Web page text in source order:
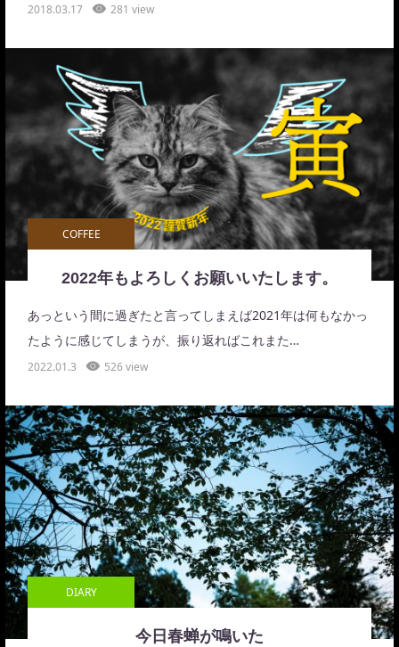
2018.03.17 281 view
COFFEE
2022年もよろしくお願いいたします。
あっという間に過ぎたと言ってしまえば2021年は何もなかっ
たように感じてしまうが、振り返ればこれまた…
2022.01.3 526 view
DIARY
今日春蝉が鳴いた